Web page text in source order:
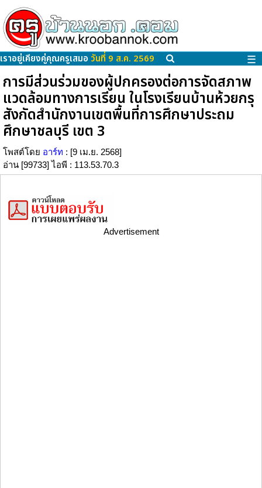
เราอยู่เคียงคู่คุณครูเสมอ วันที่ 9 ส.ค. 2569 ☰
การมีส่วนร่วมของผู้ปกครองต่อการจัดสภาพ
แวดล้อมทางการเรียน ในโรงเรียนบ้านห้วยกรุ
สังกัดสำนักงานเขตพื้นที่การศึกษาประถม
ศึกษาชลบุรี เขต 3
โพสต์โดย อาร์ท : [9 เม.ย. 2568]
อ่าน [99733] ไอพี : 113.53.70.3
Advertisement